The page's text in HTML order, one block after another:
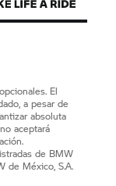
El
a pesar de
absoluta
aceptará
de BMW
de México, S.A.